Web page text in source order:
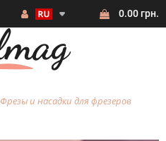
0.00 грн.
Фрезы и насадки для фрезеров